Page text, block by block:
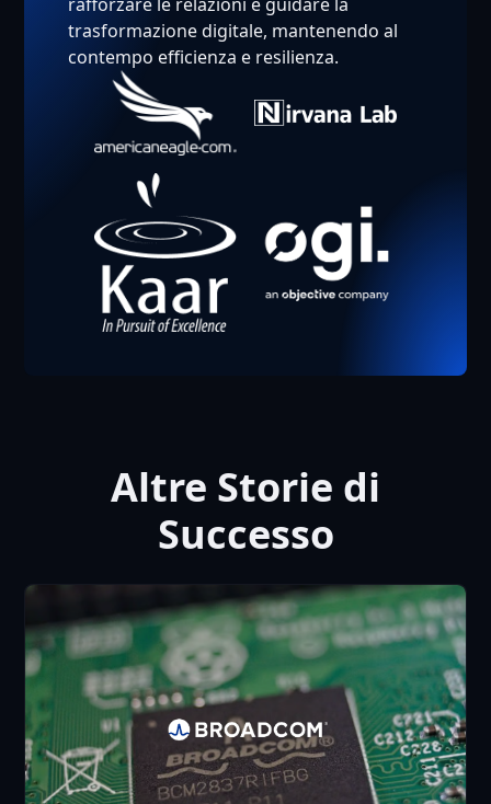
trasformazione digitale, mantenendo al
contempo efficienza e resilienza.
Altre Storie di
Successo